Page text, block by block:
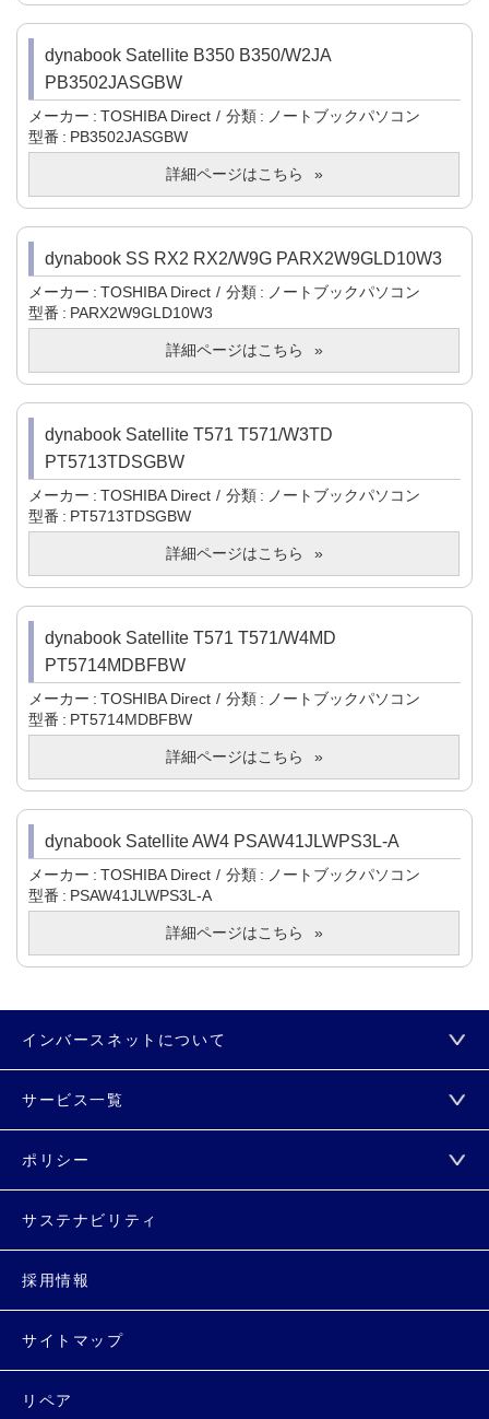
dynabook Satellite B350 B350/W2JA
PB3502JASGBW
メーカー TOSHIBA Direct 分類
ノートブックパソコン
型番
PB3502JASGBW
詳細ページはこちら
dynabook SS RX2 RX2/W9G PARX2W9GLD10W3
メーカー TOSHIBA Direct 分類
ノートブックパソコン
型番
PARX2W9GLD10W3
詳細ページはこちら
dynabook Satellite T571 T571/W3TD
PT5713TDSGBW
メーカー TOSHIBA Direct 分類
ノートブックパソコン
型番
PT5713TDSGBW
詳細ページはこちら
dynabook Satellite T571 T571/W4MD
PT5714MDBFBW
メーカー TOSHIBA Direct 分類
ノートブックパソコン
型番
PT5714MDBFBW
詳細ページはこちら
dynabook Satellite AW4 PSAW41JLWPS3L-A
メーカー TOSHIBA Direct 分類
ノートブックパソコン
型番
PSAW41JLWPS3L-A
詳細ページはこちら
インバースネットについて
サービス一覧
ポリシー
サステナビリティ
採用情報
サイトマップ
リペア